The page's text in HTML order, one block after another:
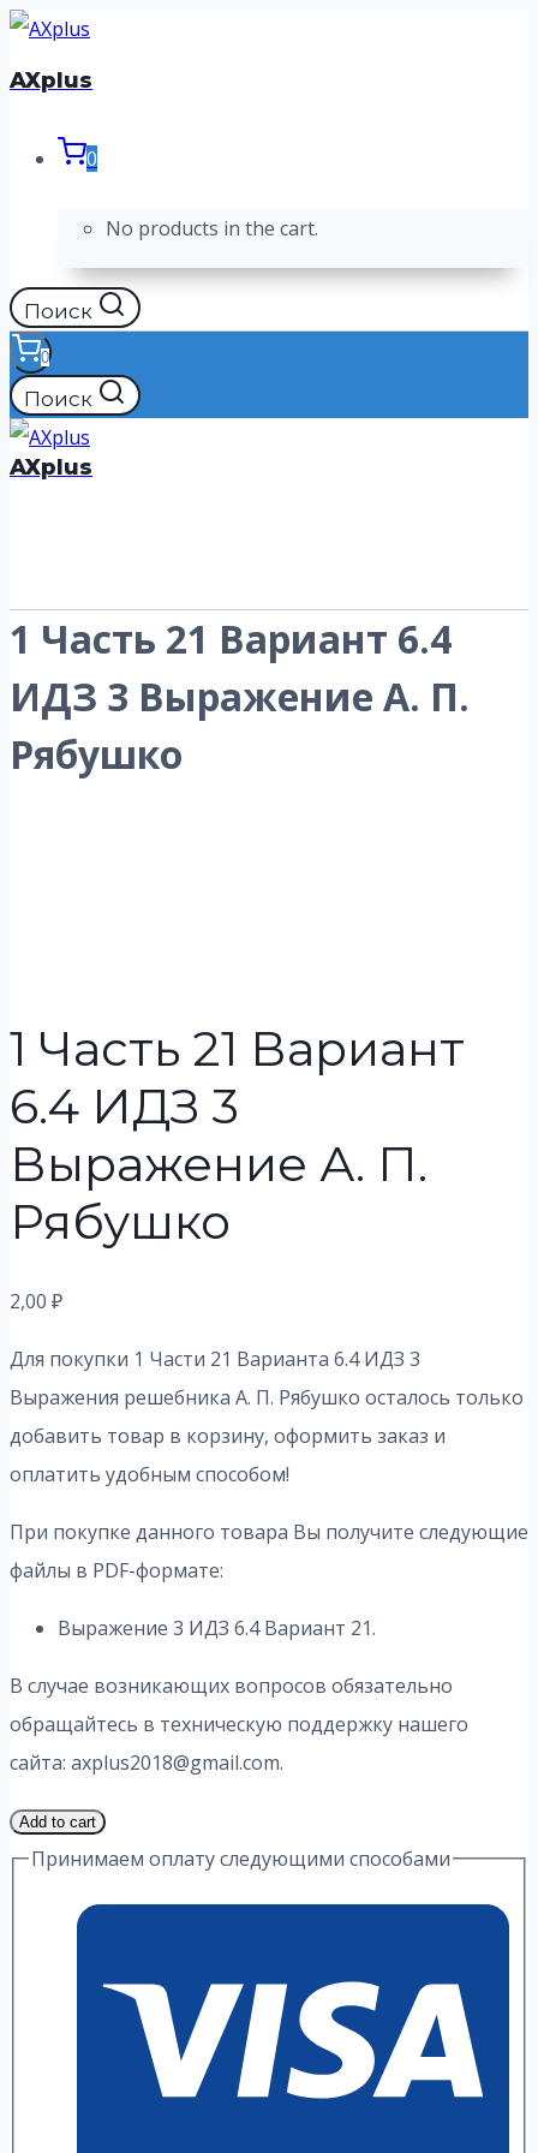
Перейти
к
AXplus
0
No products in the cart.
Поиск
0
Поиск
AXplus
1 Часть 21 Вариант 6.4
ИДЗ 3 Выражение А. П.
Рябушко
1 Часть 21 Вариант
6.4 ИДЗ 3
Выражение А. П.
Рябушко
2,00 ₽
Для покупки 1 Части 21 Варианта 6.4 ИДЗ 3
Выражения решебника А. П. Рябушко осталось только
добавить товар в корзину, оформить заказ и
оплатить удобным способом!
При покупке данного товара Вы получите следующие
файлы в PDF-формате:
Выражение 3 ИДЗ 6.4 Вариант 21.
В случае возникающих вопросов обязательно
обращайтесь в техническую поддержку нашего
сайта: axplus2018@gmail.com.
1
Часть
Add to cart
Принимаем оплату следующими способами